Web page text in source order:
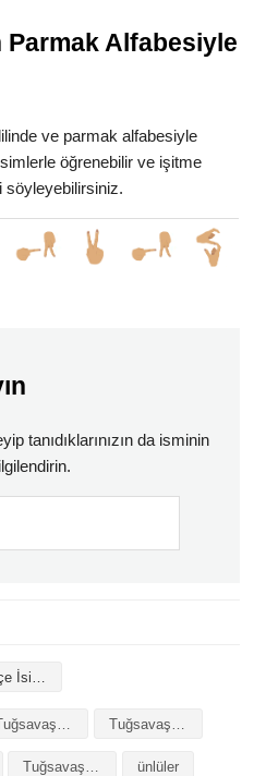
Alfabesiyle
ve parmak alfabesiyle
öğrenebilir ve işitme
söyleyebilirsiniz.
tanıdıklarınızın da isminin
Türkçe İsimler
Tuğsavaş isminin numerolojisi ünlüler